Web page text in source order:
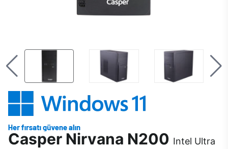
Casper Nirvana N200 Intel Ultra